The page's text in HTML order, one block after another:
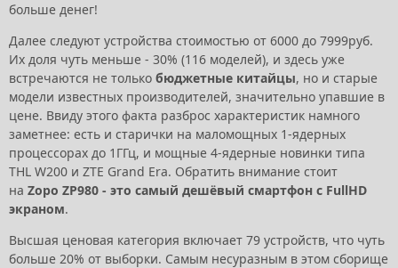
больше денег!
Далее следуют устройства стоимостью от 6000 до 7999руб.
Их доля чуть меньше - 30% (116 моделей), и здесь уже
встречаются не только бюджетные китайцы, но и старые
модели известных производителей, значительно упавшие в
цене. Ввиду этого факта разброс характеристик намного
заметнее: есть и старички на маломощных 1-ядерных
процессорах до 1ГГц, и мощные 4-ядерные новинки типа
THL W200 и ZTE Grand Era. Обратить внимание стоит
на Zopo ZP980 - это самый дешёвый смартфон с FullHD
экраном.
Высшая ценовая категория включает 79 устройств, что чуть
больше 20% от выборки. Самым несуразным в этом сборище